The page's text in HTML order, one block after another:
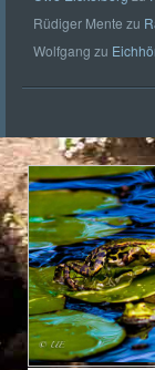
Rüdiger Mente zu
Wolfgang zu